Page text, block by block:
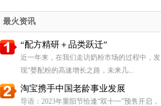
最火资讯
“配方精研＋品类跃迁”
近一年来，在我们走访奶粉市场的过程中，发
现“婴配粉的高速增长之路，未来几...
淘宝携手中国老龄事业发展
导语：2023年重阳节恰逢“双十一”预售开启，